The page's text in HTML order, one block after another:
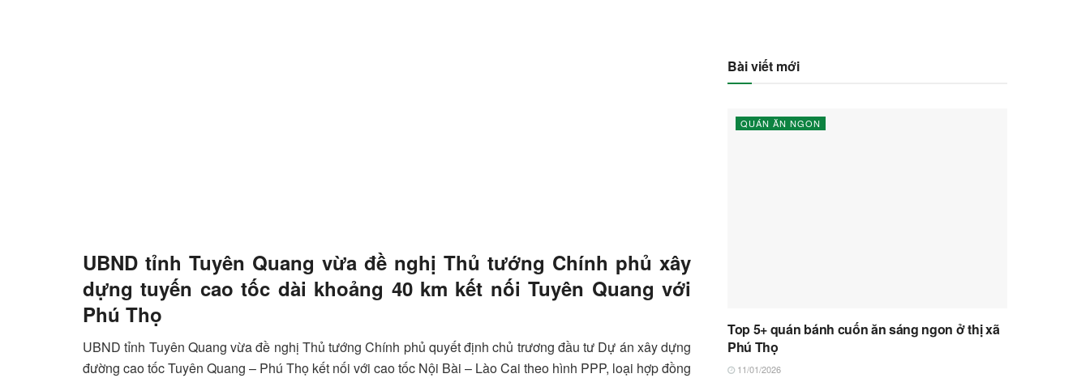
UBND tỉnh Tuyên Quang vừa đề nghị Thủ tướng Chính phủ xây
dựng tuyến cao tốc dài khoảng 40 km kết nối Tuyên Quang với
Phú Thọ
UBND tỉnh Tuyên Quang vừa đề nghị Thủ tướng Chính phủ quyết định chủ trương đầu tư Dự án xây dựng
đường cao tốc Tuyên Quang – Phú Thọ kết nối với cao tốc Nội Bài – Lào Cai theo hình PPP, loại hợp đồng
Bài viết mới
QUÁN ĂN NGON
Top 5+ quán bánh cuốn ăn sáng ngon ở thị xã
Phú Thọ
11/01/2026